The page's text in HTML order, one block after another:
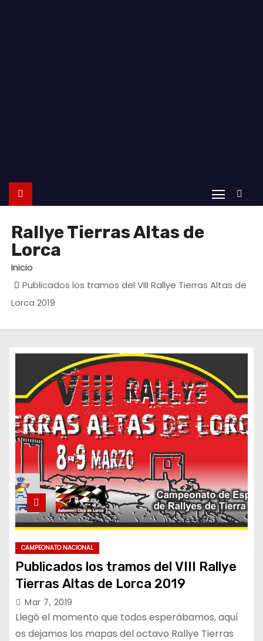
Rallye Tierras Altas de
Lorca
Inicio
Publicados los tramos del VIII Rallye Tierras Altas de
Lorca 2019
CAMPEONATO NACIONAL
Publicados los tramos del VIII Rallye
Tierras Altas de Lorca 2019
Mar 7, 2019
Llegó el momento que todos esperábamos, aquí
os dejamos los mapas del octavo Rallye Tierras